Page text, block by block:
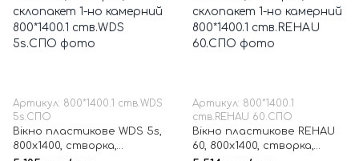
Артикул: 800*1400.1 ств.WDS
5s.СПО
Вікно пластикове WDS 5s,
800х1400, створка,
Артикул: 800*1400.1
ств.REHAU 60.СПО
Вікно пластикове REHAU
60, 800х1400, створка,